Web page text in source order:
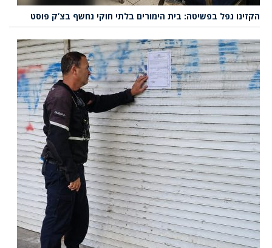
הקזינו נפל בפשיטה: בית הימורים בלתי חוקי נחשף בצ’ק פוסט